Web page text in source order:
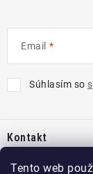
Tento web
Email
Súhlasím so
pKontakt
info@